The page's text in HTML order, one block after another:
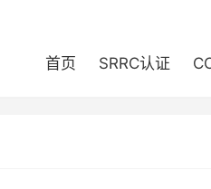
首页 SRRC认证